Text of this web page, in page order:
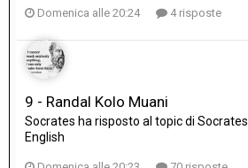
Domenica alle 20:24 4 risposte
9 - Randal Kolo Muani
Socrates ha risposto al topic di Socrates
English